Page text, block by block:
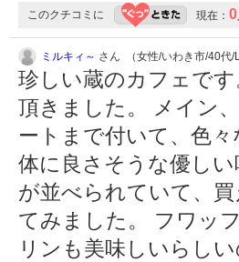
このクチコミに 現在： 0
ミルキィ～ さん （女性/いわき市/40代/
珍しい蔵のカフェで
頂きました。 メイン
ートまで付いて、色
体に良さそうな優し
が並べられていて、
てみました。 フワッ
リンも美味しいらし